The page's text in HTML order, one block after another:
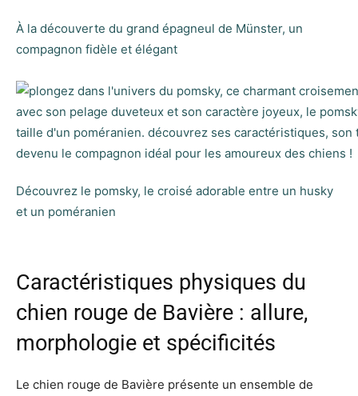
À la découverte du grand épagneul de Münster, un
compagnon fidèle et élégant
Découvrez le pomsky, le croisé adorable entre un husky
et un poméranien
Caractéristiques physiques du
chien rouge de Bavière : allure,
morphologie et spécificités
Le chien rouge de Bavière présente un ensemble de